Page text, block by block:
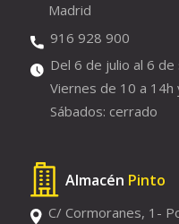
Madrid
916 928 900
Del 6 de julio al 6
Viernes de 10 a 14h
Sábados: cerrado
Almacén Pinto
C/ Cormoranes, 1-